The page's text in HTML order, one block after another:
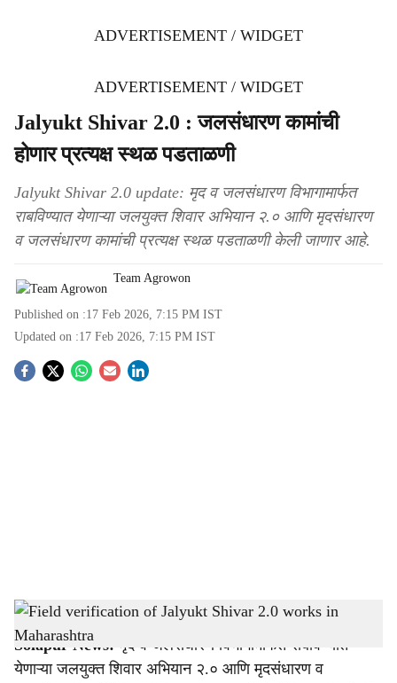
ADVERTISEMENT / WIDGET
ADVERTISEMENT / WIDGET
Jalyukt Shivar 2.0 : जलसंधारण कामांची
होणार प्रत्यक्ष स्थळ पडताळणी
Jalyukt Shivar 2.0 update: मृद व जलसंधारण विभागामार्फत
राबविण्यात येणाऱ्या जलयुक्त शिवार अभियान २.० आणि मृदसंधारण
व जलसंधारण कामांची प्रत्यक्ष स्थळ पडताळणी केली जाणार आहे.
Team Agrowon
Published on :17 Feb 2026, 7:15 PM IST
Updated on :17 Feb 2026, 7:15 PM IST
S
h
a
Field verification of Jalyukt Shivar 2.0 works in Maharashtra - Agrowon
Solapur News: मृद व जलसंधारण विभागामार्फत राबविण्यात
येणाऱ्या जलयुक्त शिवार अभियान २.० आणि मृदसंधारण व